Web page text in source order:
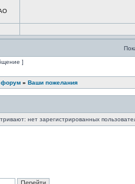
]
» Ваши пожелания
нет зарегистрированных